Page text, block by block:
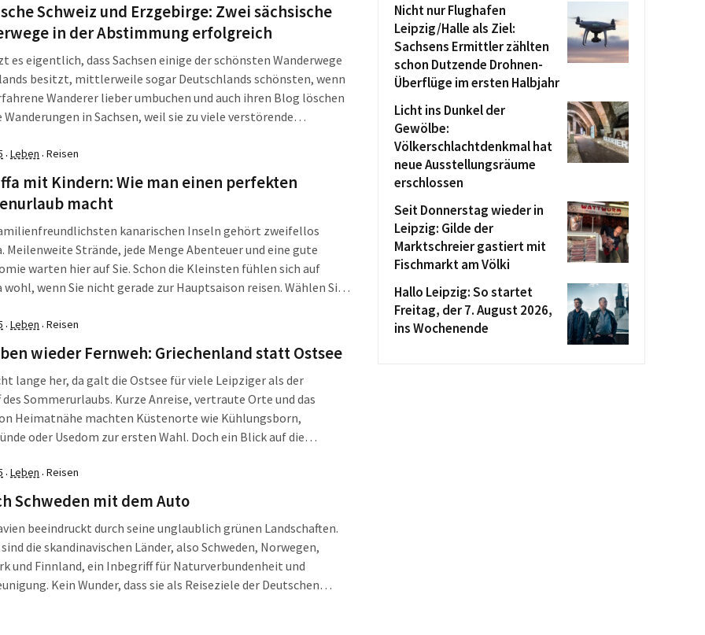
Schweiz und Erzgebirge: Zwei sächsische
in der Abstimmung erfolgreich
es eigentlich, dass Sachsen einige der schönsten Wanderwege
besitzt, mittlerweile sogar Deutschlands schönsten, wenn
Wanderer lieber umbuchen und auch ihren Blog löschen
Wanderungen in Sachsen, weil sie zu viele verstörende
begegneten? Haben die Sachsen ihre
verlernt? Und […]
· Leben · Reisen
mit Kindern: Wie man einen perfekten
macht
kanarischen Inseln gehört zweifellos
Meilenweite Strände, jede Menge Abenteuer und eine gute
warten hier auf Sie. Schon die Kleinsten fühlen sich auf
wohl, wenn Sie nicht gerade zur Hauptsaison reisen. Wählen Sie
zu entgehen. […]
· Leben · Reisen
wieder Fernweh: Griechenland statt Ostsee
lange her, da galt die Ostsee für viele Leipziger als der
Sommerurlaubs. Kurze Anreise, vertraute Orte und das
Heimatnähe machten Küstenorte wie Kühlungsborn,
oder Usedom zur ersten Wahl. Doch ein Blick auf die
wieder wächst. Reiseportale verzeichnen ein wachsendes […]
· Leben · Reisen
Schweden mit dem Auto
beeindruckt durch seine unglaublich grünen Landschaften.
die skandinavischen Länder, also Schweden, Norwegen,
und Finnland, ein Inbegriff für Naturverbundenheit und
Kein Wunder, dass sie als Reiseziele der Deutschen
Nicht nur Flughafen
Leipzig/Halle als Ziel:
Sachsens Ermittler zählten
schon Dutzende Drohnen-
Überflüge im ersten Halbjahr
Licht ins Dunkel der
Gewölbe:
Völkerschlachtdenkmal hat
neue Ausstellungsräume
erschlossen
Seit Donnerstag wieder in
Leipzig: Gilde der
Marktschreier gastiert mit
Fischmarkt am Völki
Hallo Leipzig: So startet
Freitag, der 7. August 2026,
ins Wochenende